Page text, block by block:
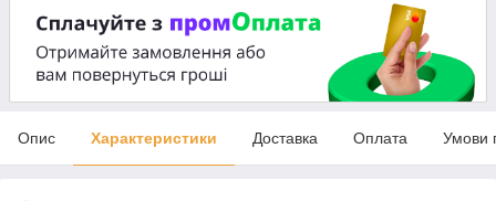
Опис Характеристики Доставка Оплата Умови